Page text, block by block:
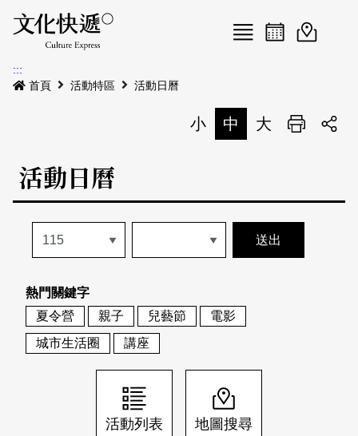
Menu
最新公告
本期專題
歷史專題
活動特區
活動列表
地圖搜尋
關於我們
關於我們
刊物索取地點
會員基本資料
刊登活動
網站導覽 English
日本語 登入/註冊
活動日曆活動地圖
:::
首頁
活動特區 活動日曆
小 中 大 列印
活動日曆
熱門關鍵字
夏令營
親子 兒藝節
電影
城市生活圈
講座
活動列表 地圖搜尋